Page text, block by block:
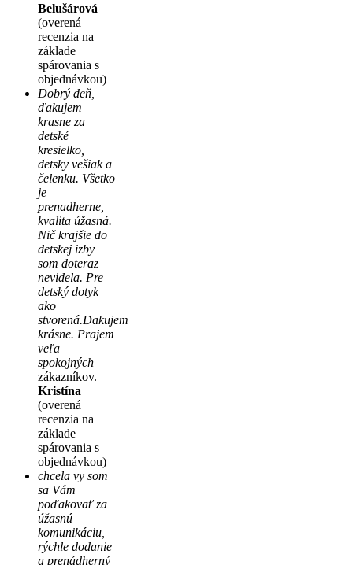
Belušárová
(overená
recenzia na
základe
spárovania s
objednávkou)
Dobrý deň,
ďakujem
krasne za
detské
kresielko,
detsky vešiak a
čelenku. Všetko
je
prenadherne,
kvalita úžasná.
Nič krajšie do
detskej izby
som doteraz
nevidela. Pre
detský dotyk
ako
stvorená.Dakujem
krásne. Prajem
veľa
spokojných
zákazníkov.
Kristína
(overená
recenzia na
základe
spárovania s
objednávkou)
chcela vy som
sa Vám
poďakovať za
úžasnú
komunikáciu,
rýchle dodanie
a prenádherný